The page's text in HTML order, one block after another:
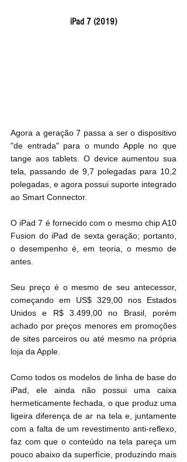
iPad 7 (2019)
Agora a geração 7 passa a ser o dispositivo
"de entrada" para o mundo Apple no que
tange aos tablets. O device aumentou sua
tela, passando de 9,7 polegadas para 10,2
polegadas, e agora possui suporte integrado
ao Smart Connector.
O iPad 7 é fornecido com o mesmo chip A10
Fusion do iPad de sexta geração; portanto,
o desempenho é, em teoria, o mesmo de
antes.
Seu preço é o mesmo de seu antecessor,
começando em US$ 329,00 nos Estados
Unidos e R$ 3.499,00 no Brasil, porém
achado por preços menores em promoções
de sites parceiros ou até mesmo na própria
loja da Apple.
Como todos os modelos de linha de base do
iPad, ele ainda não possui uma caixa
hermeticamente fechada, o que produz uma
ligeira diferença de ar na tela e, juntamente
com a falta de um revestimento anti-reflexo,
faz com que o conteúdo na tela pareça um
pouco abaixo da superfície, produzindo mais